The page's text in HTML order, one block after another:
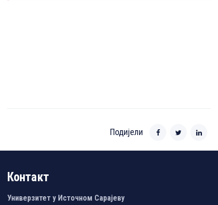
Подијели
Контакт
Универзитет у Источном Сарајеву